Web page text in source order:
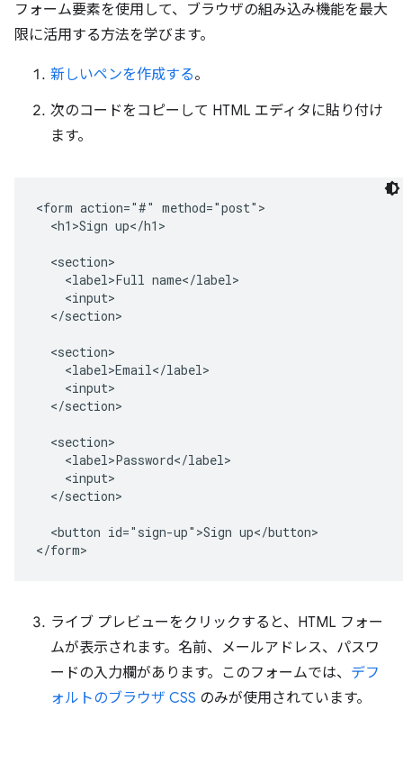
フォーム要素を使用して、ブラウザの組み込み機能を最大
限に活用する方法を学びます。
新しいペンを作成する。
次のコードをコピーして HTML エディタに貼り付け
ます。
<form action="#" method="post">
  <h1>Sign up</h1>
  <section>
    <label>Full name</label>
    <input>
  </section>
  <section>
    <label>Email</label>
    <input>
  </section>
  <section>
    <label>Password</label>
    <input>
  </section>
  <button id="sign-up">Sign up</button>
ライブ プレビューをクリックすると、HTML フォー
ムが表示されます。名前、メールアドレス、パスワ
ードの入力欄があります。このフォームでは、 デフ
ォルトのブラウザ CSS のみが使用されています。